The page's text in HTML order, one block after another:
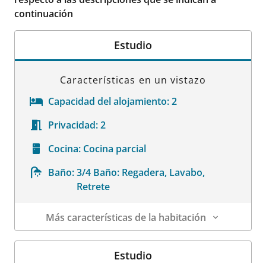
continuación
Estudio
Características en un vistazo
Capacidad del alojamiento:2
Privacidad:2
Cocina: Cocina parcial
Baño: 3/4 Baño: Regadera, Lavabo,
Retrete
Más características de la habitación
Datos de la habitación
Estudio